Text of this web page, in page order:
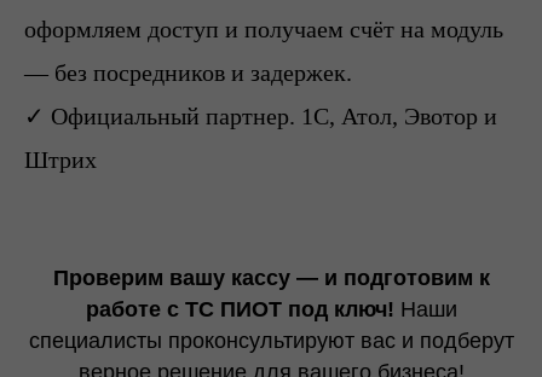
оформляем доступ и получаем счёт на модуль
— без посредников и задержек.
✓ Официальный партнер. 1С, Атол, Эвотор и
Штрих
Проверим вашу кассу — и подготовим к
работе с ТС ПИОТ под ключ! Наши
специалисты проконсультируют вас и подберут
верное решение для вашего бизнеса!